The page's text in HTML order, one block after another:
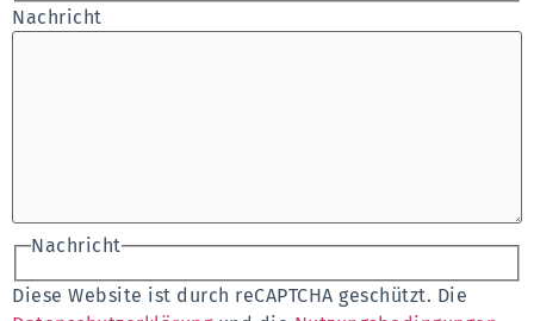
Nachricht
Nachricht
Diese Website ist durch reCAPTCHA geschützt. Die